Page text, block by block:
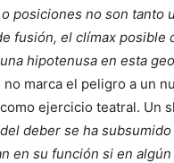
posiciones no son tanto
fusión, el clímax
hipotenusa en esta
marca el peligro a un
ejercicio teatral. Un
deber se ha
en su función si en